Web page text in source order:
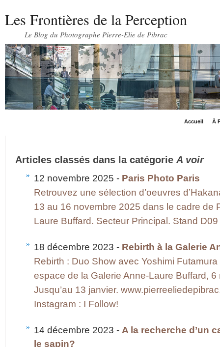
Les Frontières de la Perception
Le Blog du Photographe Pierre-Elie de Pibrac
Accueil À
Articles classés dans la catégorie A voir
12 novembre 2025 - Paris Photo Paris
Retrouvez une sélection d’oeuvres
13 au 16 novembre 2025 dans le cadre de
Laure Buffard. Secteur Principal. Stand D09
18 décembre 2023 - Rebirth à la Galerie
Rebirth : Duo Show avec Yoshimi
espace de la Galerie Anne-Laure Buffard,
Jusqu’au 13 janvier.
Instagram : I Follow!
14 décembre 2023 - A la recherche d’un
le sapin?